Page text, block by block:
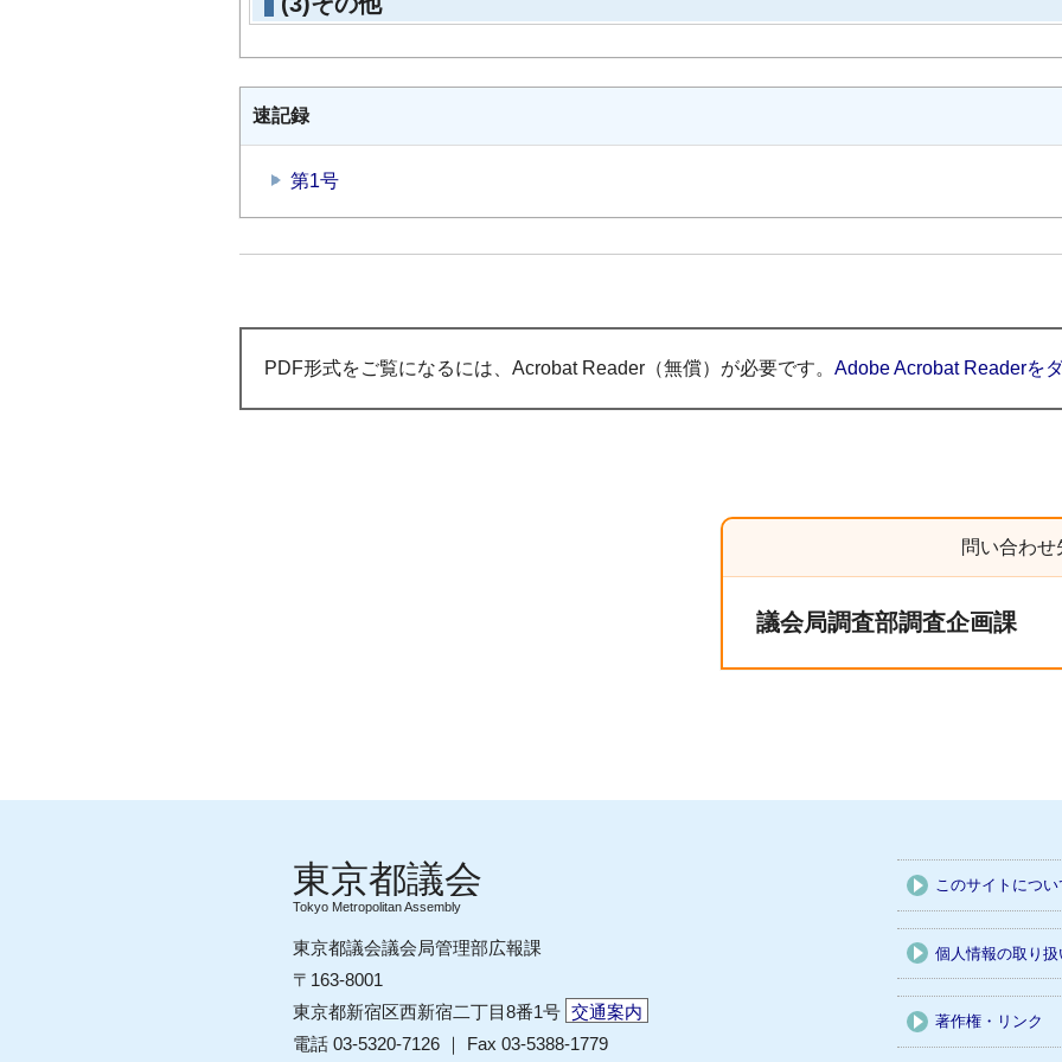
速記録
第1号
PDF形式をご覧になるには、Acrobat Reader（無償）が必要です。 Adobe Acrobat Readerを
問い合わせ
議会局調査部調査企画課
このサイトについ
個人情報の取り扱
著作権・リンク
Tokyo Metropolitan Assembly
東京都議会議会局管理部広報課
〒163-8001
東京都新宿区西新宿二丁目8番1号 交通案内
電話 03-5320-7126 ｜ Fax 03-5388-1779